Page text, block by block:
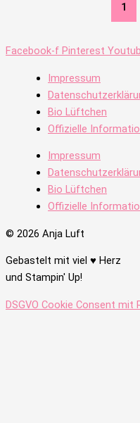
1
Facebook-f Pinterest
Impressum
Bio Lüftchen
Offizielle
Impressum
Bio Lüftchen
Offizielle
© 2026 Anja Luft
Gebastelt mit viel ♥ Herz
und Stampin' Up!
DSGVO Cookie Consent mit